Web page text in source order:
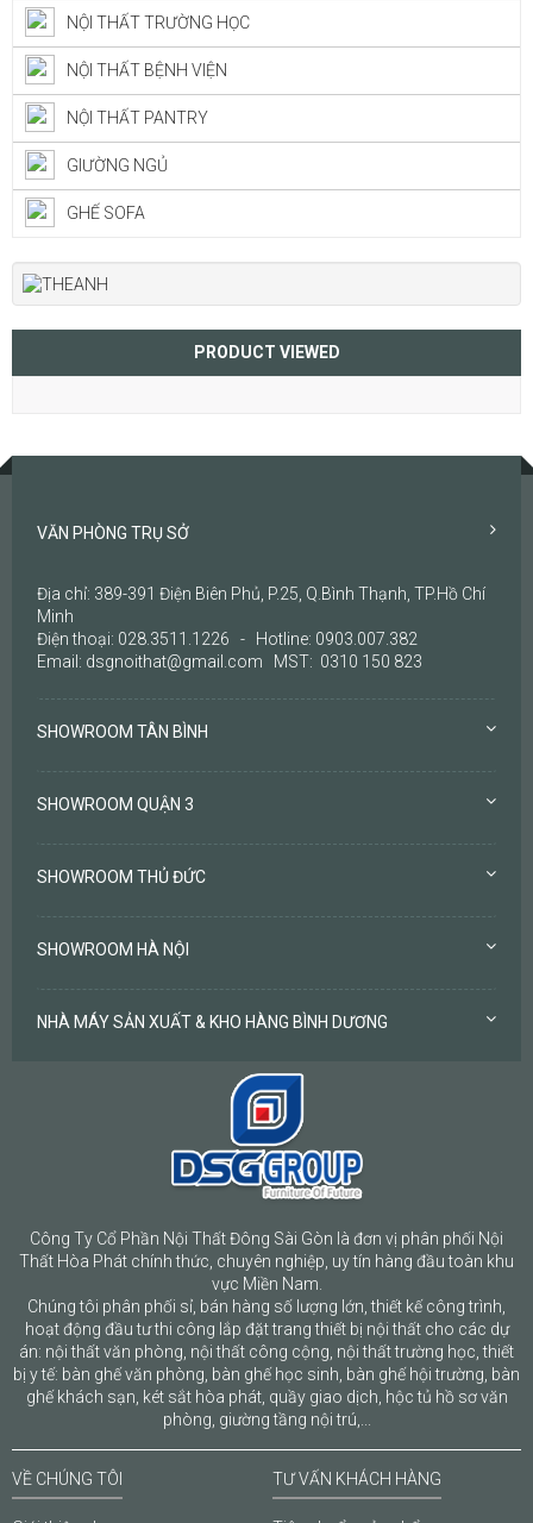
NỘI THẤT TRƯỜNG HỌC
NỘI THẤT BỆNH VIỆN
NỘI THẤT PANTRY
GIƯỜNG NGỦ
GHẾ SOFA
PRODUCT VIEWED
VĂN PHÒNG TRỤ SỞ
Địa chỉ: 389-391 Điện Biên Phủ, P.25, Q.Bình Thạnh, TP.Hồ Chí
Minh
Điện thoại: 028.3511.1226 - Hotline: 0903.007.382
Email: dsgnoithat@gmail.com MST: 0310 150 823
SHOWROOM TÂN BÌNH
SHOWROOM QUẬN 3
SHOWROOM THỦ ĐỨC
SHOWROOM HÀ NỘI
NHÀ MÁY SẢN XUẤT & KHO HÀNG BÌNH DƯƠNG
Công Ty Cổ Phần Nội Thất Đông Sài Gòn là đơn vị phân phối Nội
Thất Hòa Phát chính thức, chuyên nghiệp, uy tín hàng đầu toàn khu
vực Miền Nam.
Chúng tôi phân phối sỉ, bán hàng số lượng lớn, thiết kế công trình,
hoạt động đầu tư thi công lắp đặt trang thiết bị nội thất cho các dự
án: nội thất văn phòng, nội thất công cộng, nội thất trường học, thiết
bị y tế: bàn ghế văn phòng, bàn ghế học sinh, bàn ghế hội trường, bàn
ghế khách sạn, két sắt hòa phát, quầy giao dịch, hộc tủ hồ sơ văn
phòng, giường tầng nội trú,...
VỀ CHÚNG TÔI TƯ VẤN KHÁCH HÀNG